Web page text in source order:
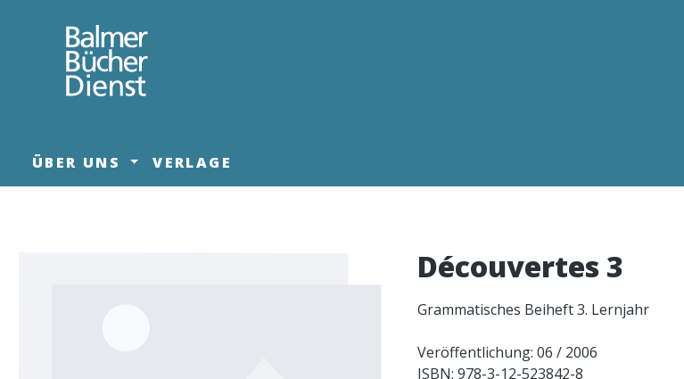
Zur Hauptnavigation springen
ÜBER UNS VERLAGE
Découvertes 3
Grammatisches Beiheft 3. Lernjahr
Veröffentlichung: 06 / 2006
ISBN: 978-3-12-523842-8